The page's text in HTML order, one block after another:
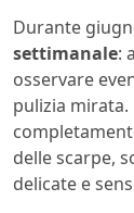
Durante
settimanale:
osservare
pulizia
delle scarpe,
delicate e